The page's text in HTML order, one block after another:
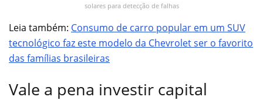
solares para detecção de falhas
Leia também: Consumo de carro popular em um SUV
tecnológico faz este modelo da Chevrolet ser o favorito
das famílias brasileiras
Vale a pena investir capital